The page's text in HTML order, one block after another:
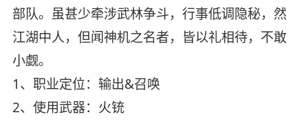
部队。虽甚少牵涉武林争斗，行事低调隐秘，然
江湖中人，但闻神机之名者，皆以礼相待，不敢
小觑。
1、职业定位：输出&召唤
2、使用武器：火铳